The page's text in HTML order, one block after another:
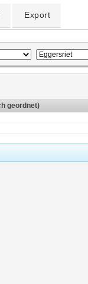
Export
geordnet)